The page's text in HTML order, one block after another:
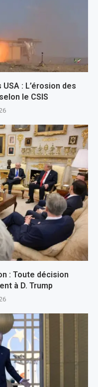
: L’érosion des
le CSIS
: Toute décision
à D. Trump